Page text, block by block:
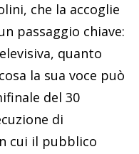
che la accoglie
passaggio chiave:
quanto
la sua voce può
del 30
di
cui il pubblico